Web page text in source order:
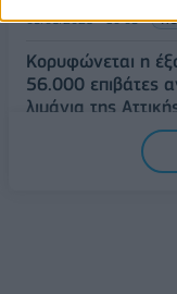
09/08/2026 - 10:03
Κορυφώνεται η
56.000 επιβάτες
λιμάνια της
Δυτική Αττική: Η